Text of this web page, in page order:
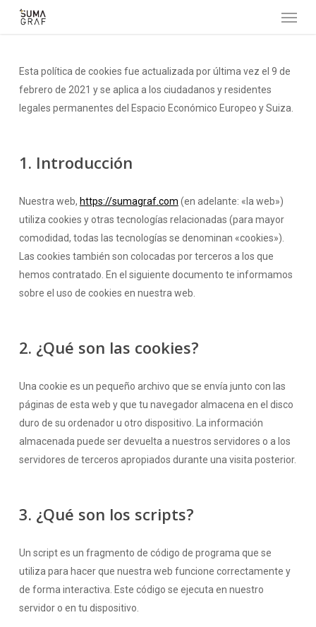
Esta política de cookies fue actualizada por última vez el 9 de
febrero de 2021 y se aplica a los ciudadanos y residentes
legales permanentes del Espacio Económico Europeo y Suiza.
1. Introducción
Nuestra web, https://sumagraf.com (en adelante: «la web»)
utiliza cookies y otras tecnologías relacionadas (para mayor
comodidad, todas las tecnologías se denominan «cookies»).
Las cookies también son colocadas por terceros a los que
hemos contratado. En el siguiente documento te informamos
sobre el uso de cookies en nuestra web.
2. ¿Qué son las cookies?
Una cookie es un pequeño archivo que se envía junto con las
páginas de esta web y que tu navegador almacena en el disco
duro de su ordenador u otro dispositivo. La información
almacenada puede ser devuelta a nuestros servidores o a los
servidores de terceros apropiados durante una visita posterior.
3. ¿Qué son los scripts?
Un script es un fragmento de código de programa que se
utiliza para hacer que nuestra web funcione correctamente y
de forma interactiva. Este código se ejecuta en nuestro
servidor o en tu dispositivo.